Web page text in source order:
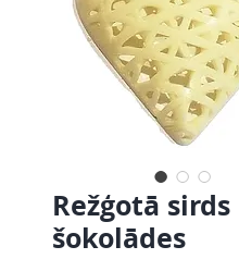
Režģotā sirds
šokolādes